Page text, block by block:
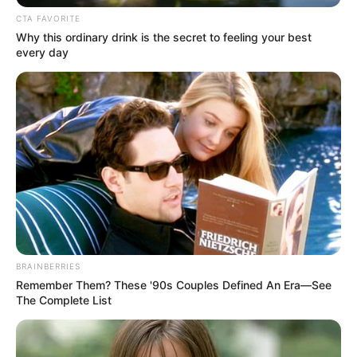
Detail
Judul: Pretty Boys
Judul Lain: –
Genre: Romantis, Komedi
Negara: Indonesia
CTA FAVORITE
Why this ordinary drink is the secret to feeling your best
every day
BRAINBERRIES
Remember Them? These '90s Couples Defined An Era—See
The Complete List